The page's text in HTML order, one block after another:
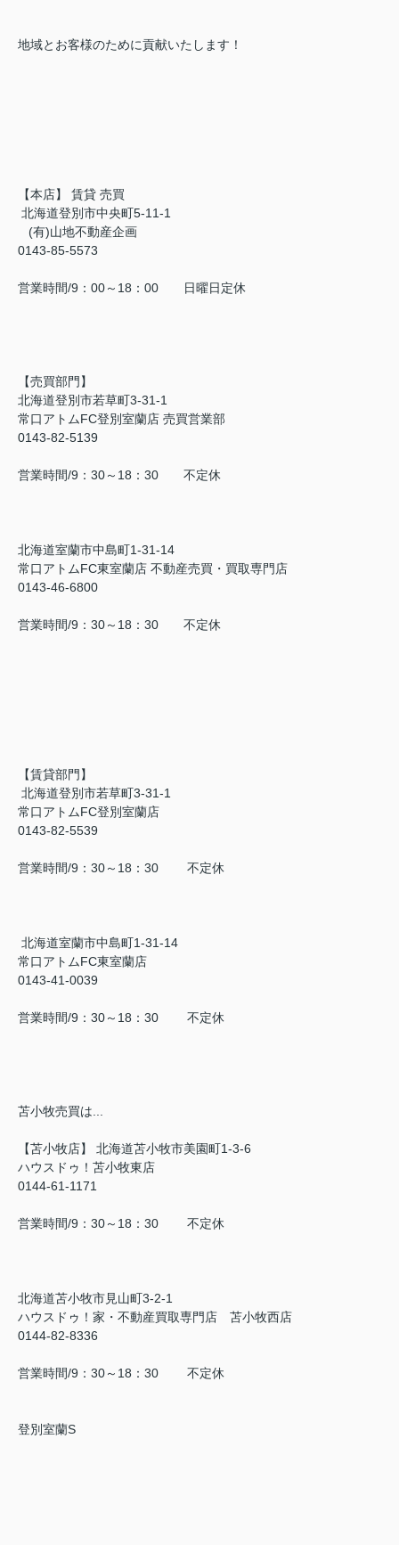
地域とお客様のために貢献いたします！
【本店】 賃貸 売買
北海道登別市中央町5-11-1
(有)山地不動産企画
0143-85-5573
営業時間/9：00～18：00 日曜日定休
【売買部門】
北海道登別市若草町3-31-1
常口アトムFC登別室蘭店 売買営業部
0143-82-5139
営業時間/9：30～18：30 不定休
北海道室蘭市中島町1-31-14
常口アトムFC東室蘭店 不動産売買・買取専門店
0143-46-6800
営業時間/9：30～18：30 不定休
【賃貸部門】
北海道登別市若草町3-31-1
常口アトムFC登別室蘭店
0143-82-5539
営業時間/9：30～18：30 不定休
北海道室蘭市中島町1-31-14
常口アトムFC東室蘭店
0143-41-0039
営業時間/9：30～18：30 不定休
苫小牧売買は...
【苫小牧店】 北海道苫小牧市美園町1-3-6
ハウスドゥ！苫小牧東店
0144-61-1171
営業時間/9：30～18：30 不定休
北海道苫小牧市見山町3-2-1
ハウスドゥ！家・不動産買取専門店 苫小牧西店
0144-82-8336
営業時間/9：30～18：30 不定休
登別室蘭S